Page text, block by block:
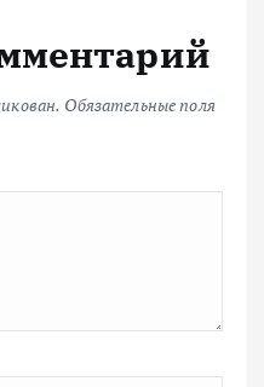
Обязательные поля